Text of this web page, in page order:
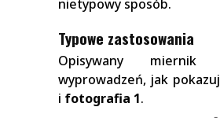
nietypowy sposób.
Typowe zastosowania
Opisywany
wyprowadzeń, jak
i fotografia 1.